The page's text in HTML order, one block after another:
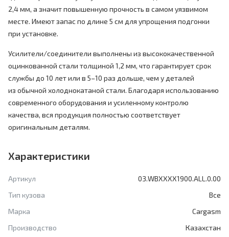
2,4 мм, а значит повышенную прочность в самом уязвимом
месте. Имеют запас по длине 5 см для упрощения подгонки
при установке.
Усилители/соединители выполнены из высококачественной
оцинкованной стали толщиной 1,2 мм, что гарантирует срок
службы до 10 лет или в 5–10 раз дольше, чем у деталей
из обычной холоднокатаной стали. Благодаря использованию
современного оборудования и усиленному контролю
качества, вся продукция полностью соответствует
оригинальным деталям.
Характеристики
Артикул
03.WBXXXX1900.ALL.0.00
Тип кузова
Все
Марка
Cargasm
Производство
Казахстан